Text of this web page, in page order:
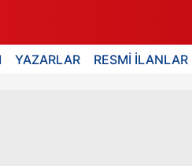
YAZARLAR RESMİ İLANLAR